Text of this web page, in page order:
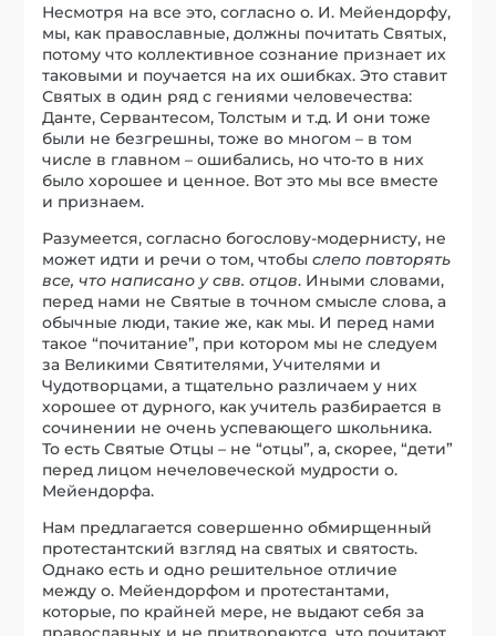
Несмотря на все это, согласно о. И. Мейендорфу,
мы, как православные, должны почитать Святых,
потому что коллективное сознание признает их
таковыми и поучается на их ошибках. Это ставит
Святых в один ряд с гениями человечества:
Данте, Сервантесом, Толстым и т.д. И они тоже
были не безгрешны, тоже во многом – в том
числе в главном – ошибались, но что-то в них
было хорошее и ценное. Вот это мы все вместе
и признаем.
Разумеется, согласно богослову-модернисту, не
может идти и речи о том, чтобыслепо повторять
все, что написано у свв. отцов. Иными словами,
перед нами не Святые в точном смысле слова, а
обычные люди, такие же, как мы. И перед нами
такое “почитание”, при котором мы не следуем
за Великими Святителями, Учителями и
Чудотворцами, а тщательно различаем у них
хорошее от дурного, как учитель разбирается в
сочинении не очень успевающего школьника.
То есть Святые Отцы – не “отцы”, а, скорее, “дети”
перед лицом нечеловеческой мудрости о.
Мейендорфа.
Нам предлагается совершенно обмирщенный
протестантский взгляд на святых и святость.
Однако есть и одно решительное отличие
между о. Мейендорфом и протестантами,
которые, по крайней мере, не выдают себя за